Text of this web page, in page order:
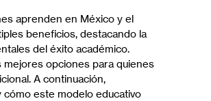
aprenden en México y el
beneficios, destacando la
del éxito académico.
mejores opciones para quienes
A continuación,
cómo este modelo educativo